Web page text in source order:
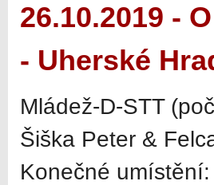
26.10.2019 -
- Uherské
Mládež-D-STT
Šiška Peter &
Konečné umístění: